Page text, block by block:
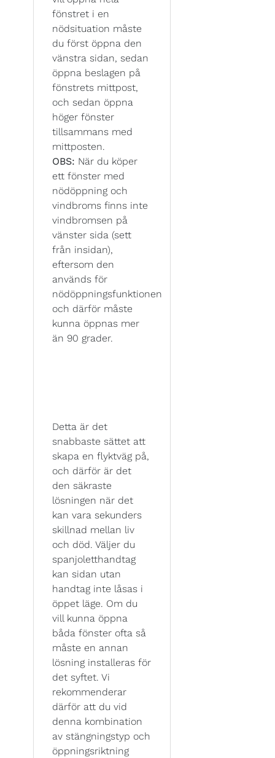
fönstret i en
nödsituation måste
du först öppna den
vänstra sidan, sedan
öppna beslagen på
fönstrets mittpost,
och sedan öppna
höger fönster
tillsammans med
mittposten.
OBS: När du köper
ett fönster med
nödöppning och
vindbroms finns inte
vindbromsen på
vänster sida (sett
från insidan),
eftersom den
används för
nödöppningsfunktionen
och därför måste
kunna öppnas mer
än 90 grader.
Detta är det
snabbaste sättet att
skapa en flyktväg på,
och därför är det
den säkraste
lösningen när det
kan vara sekunders
skillnad mellan liv
och död. Väljer du
spanjoletthandtag
kan sidan utan
handtag inte låsas i
öppet läge. Om du
vill kunna öppna
båda fönster ofta så
måste en annan
lösning installeras för
det syftet. Vi
rekommenderar
därför att du vid
denna kombination
av stängningstyp och
öppningsriktning